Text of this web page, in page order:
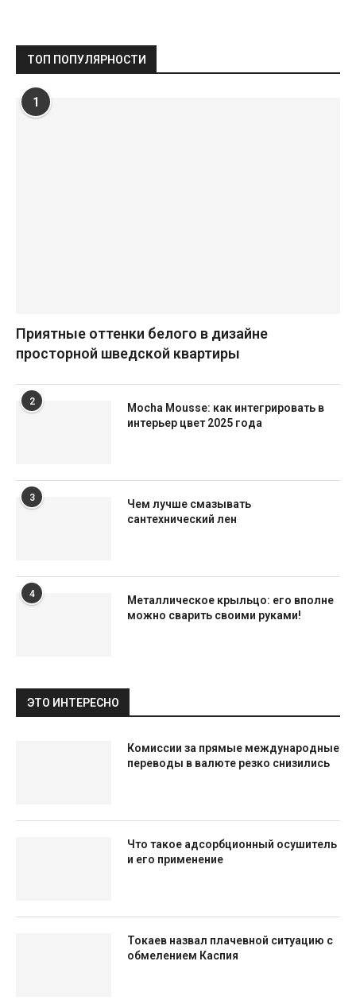
ТОП ПОПУЛЯРНОСТИ
1
Приятные оттенки белого в дизайне
просторной шведской квартиры
2
Mocha Mousse: как интегрировать в
интерьер цвет 2025 года
3
Чем лучше смазывать
сантехнический лен
4
Металлическое крыльцо: его вполне
можно сварить своими руками!
ЭТО ИНТЕРЕСНО
Комиссии за прямые международные
переводы в валюте резко снизились
Что такое адсорбционный осушитель
и его применение
Токаев назвал плачевной ситуацию с
обмелением Каспия